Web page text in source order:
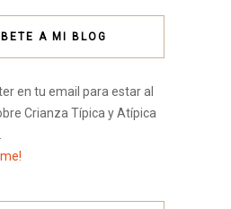
A MI BLOG
en tu email para estar al
Crianza Típica y Atípica